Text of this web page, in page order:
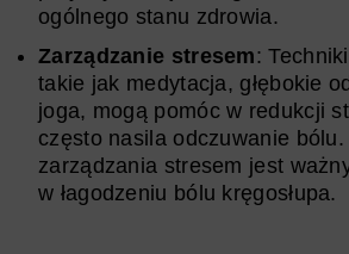
ogólnego stanu zdrowia.
Zarządzanie stresem:
takie jak medytacja, głębokie
joga, mogą pomóc w redukcji
często nasila odczuwanie
zarządzania stresem jest
w łagodzeniu bólu kręgosłupa.